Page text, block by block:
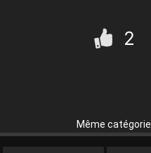
2
Même catégorie